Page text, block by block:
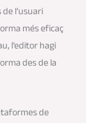
l’usuari
més eficaç
l’editor hagi
des de la
de